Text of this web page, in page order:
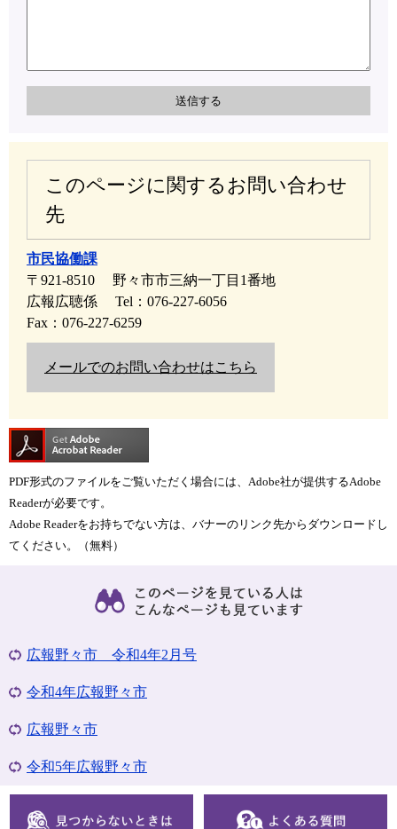
このページに関するお問い合わせ
先
市民協働課
〒921-8510
野々市市三納一丁目1番地
広報広聴係
Tel：076-227-6056
Fax：076-227-6259
メールでのお問い合わせはこちら
PDF形式のファイルをご覧いただく場合には、Adobe社が提供するAdobe
Readerが必要です。
Adobe Readerをお持ちでない方は、バナーのリンク先からダウンロードし
てください。（無料）
広報野々市 令和4年2月号
令和4年広報野々市
広報野々市
令和5年広報野々市